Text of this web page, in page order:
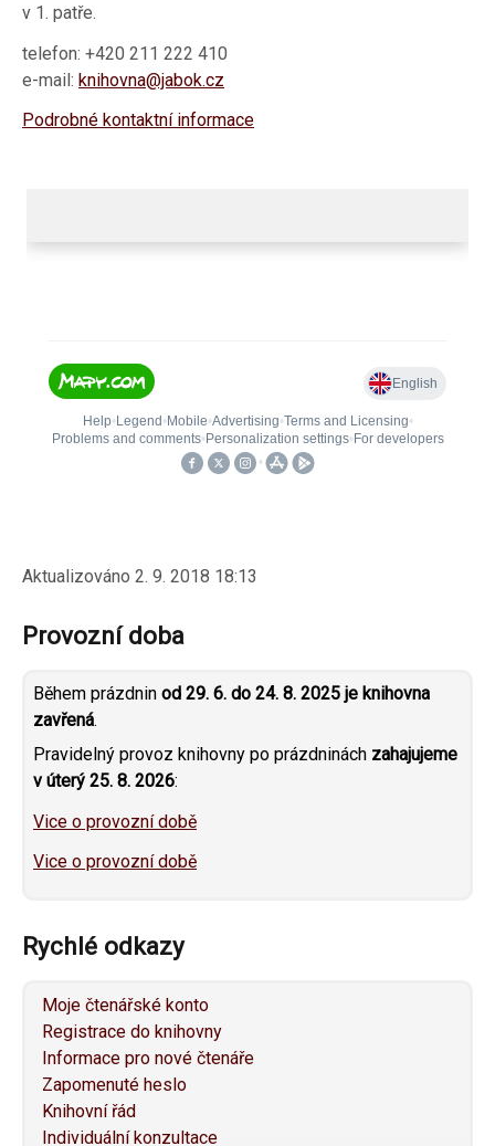
v 1. patře.
telefon: +420 211 222 410
e-mail: knihovna@jabok.cz
Podrobné kontaktní informace
Aktualizováno 2. 9. 2018 18:13
Provozní doba
Během prázdnin od 29. 6. do 24. 8. 2025 je knihovna
zavřená.
Pravidelný provoz knihovny po prázdninách zahajujeme
v úterý 25. 8. 2026:
Vice o provozní době
Vice o provozní době
Rychlé odkazy
Moje čtenářské konto
Registrace do knihovny
Informace pro nové čtenáře
Zapomenuté heslo
Knihovní řád
Individuální konzultace